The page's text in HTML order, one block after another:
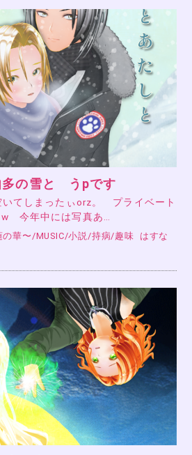
多の雪と うpです
てしまったぃorz。 プライベート
今年中には写真あ…
華〜/MUSIC/小説/持病/趣味
はすな